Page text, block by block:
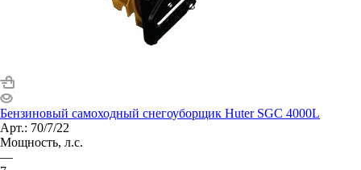
Бензиновый самоходный снегоуборщик Huter SGC 4000L
Арт.: 70/7/22
Мощность, л.с.
—